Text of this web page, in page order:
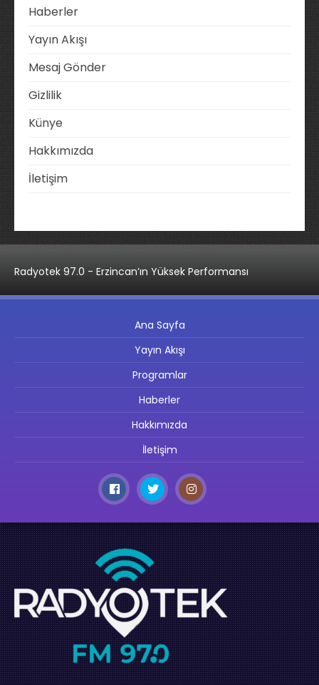
Haberler
Yayın Akışı
Mesaj Gönder
Gizlilik
Künye
Hakkımızda
İletişim
Radyotek 97.0 - Erzincan’ın Yüksek Performansı
Ana Sayfa
Yayın Akışı
Programlar
Haberler
Hakkımızda
İletişim